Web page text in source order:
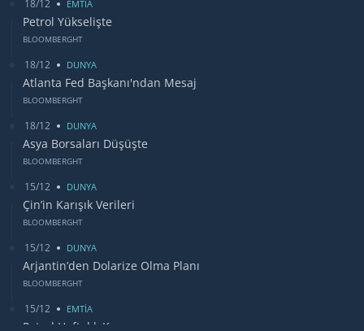
18/12 EMTİA
Petrol Yükselişte
BLOOMBERGHT
18/12 DUNYA
Atlanta Fed Başkanı'ndan Mesaj
BLOOMBERGHT
18/12 DUNYA
Asya Borsaları Düşüşte
BLOOMBERGHT
15/12 DUNYA
Çin’in Karışık Verileri
BLOOMBERGHT
15/12 DUNYA
Arjantin’den Dolarize Olma Planı
BLOOMBERGHT
15/12 EMTİA
Petrol Haftalık Kazancı